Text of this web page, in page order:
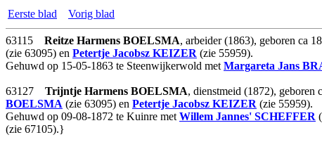
Eerste blad Vorig blad
63115 Reitze Harmens BOELSMA, arbeider (1863), geboren ca
(zie 63095) en Petertje Jacobsz KEIZER (zie 55959).
Gehuwd op 15-05-1863 te Steenwijkerwold met Margareta Jans
63127 Trijntje Harmens BOELSMA, dienstmeid (1872), geboren
BOELSMA (zie 63095) en Petertje Jacobsz KEIZER (zie 55959).
Gehuwd op 09-08-1872 te Kuinre met Willem Jannes' SCHEFFER
(zie 67105).}